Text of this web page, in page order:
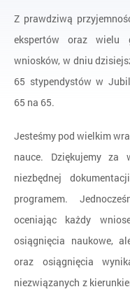
Z prawdziwą
ekspertów oraz wielu
wniosków, w dniu
65 stypendystów w
65 na 65.
Jesteśmy pod wielkim
nauce. Dziękujemy za
niezbędnej
programem.
oceniając każdy
osiągnięcia naukowe,
oraz osiągnięcia
niezwiązanych z